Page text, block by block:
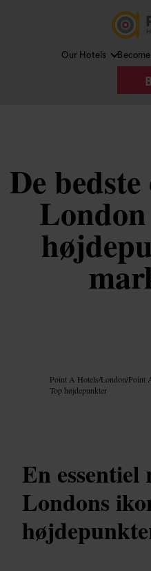
Our Hotels
De
Point A Hotels/London/Point
Top højdepunkter
En
Londons